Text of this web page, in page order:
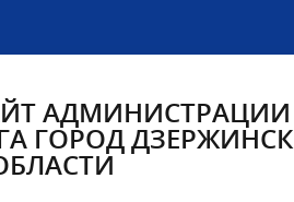
АДМИНИСТРАЦИИ
ГОРОД ДЗЕРЖИНСК